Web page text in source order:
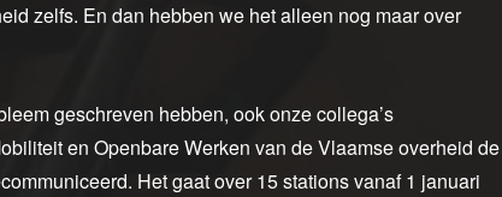
zelfs. En dan hebben we het alleen nog maar over
geschreven hebben, ook onze collega’s
en Openbare Werken van de Vlaamse overheid de
Het gaat over 15 stations vanaf 1 januari